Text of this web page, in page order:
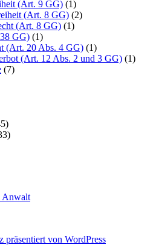
(Art. 9 GG) (1)
(Art. 8 GG) (2)
(Art. 8 GG) (1)
GG) (1)
(Art. 20 Abs. 4 GG) (1)
(Art. 12 Abs. 2 und 3 GG) (1)
(7)
Anwalt
präsentiert von WordPress